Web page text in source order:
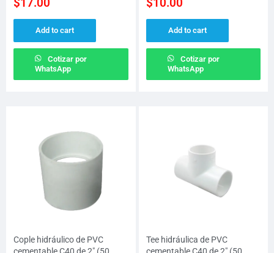
$17.00
Add to cart
Cotizar por
WhatsApp
$10.00
Add to cart
Cotizar por
WhatsApp
Cople hidráulico de PVC
Tee hidráulica de PVC